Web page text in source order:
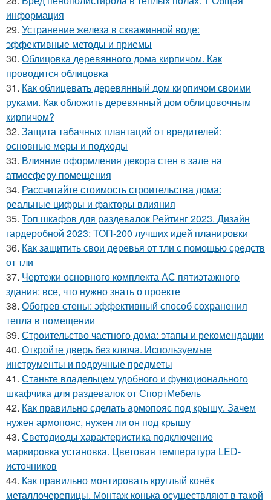
информация
29. Устранение железа в скважинной воде:
эффективные методы и приемы
30. Облицовка деревянного дома кирпичом. Как
проводится облицовка
31. Как облицевать деревянный дом кирпичом своими
руками. Как обложить деревянный дом облицовочным
кирпичом?
32. Защита табачных плантаций от вредителей:
основные меры и подходы
33. Влияние оформления декора стен в зале на
атмосферу помещения
34. Рассчитайте стоимость строительства дома:
реальные цифры и факторы влияния
35. Топ шкафов для раздевалок Рейтинг 2023. Дизайн
гардеробной 2023: ТОП-200 лучших идей планировки
36. Как защитить свои деревья от тли с помощью средств
от тли
37. Чертежи основного комплекта АС пятиэтажного
здания: все, что нужно знать о проекте
38. Обогрев стены: эффективный способ сохранения
тепла в помещении
39. Строительство частного дома: этапы и рекомендации
40. Откройте дверь без ключа. Используемые
инструменты и подручные предметы
41. Станьте владельцем удобного и функционального
шкафчика для раздевалок от СпортМебель
42. Как правильно сделать армопояс под крышу. Зачем
нужен армопояс, нужен ли он под крышу
43. Светодиоды характеристика подключение
маркировка установка. Цветовая температура LED-
источников
44. Как правильно монтировать круглый конёк
металлочерепицы. Монтаж конька осуществляют в такой